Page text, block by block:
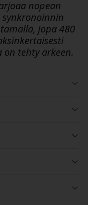
nopean
jopa 480
tehty arkeen.